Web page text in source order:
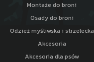
Montaże do broni
Osady do broni
Odzież myśliwska i strzelecka
Akcesoria
Akcesoria dla psów